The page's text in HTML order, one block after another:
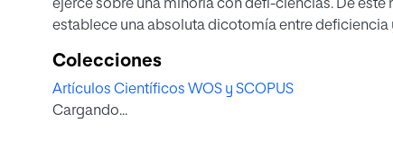
ejerce sobre una minoría con defi-ciencias. De
establece una absoluta dicotomía entre deficiencia ydiscapacidad, que relega nuestra condición
surgieron voces críticas que alertaban de que el
desencarnada. En un contexto diferente al de los
una propuesta sugerente, al llevar asus últimas
Colecciones
Artículos Científicos WOS y SCOPUS
Cargando...